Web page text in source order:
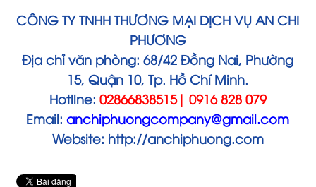
CÔNG TY TNHH THƯƠNG MẠI DỊCH VỤ AN CHI
PHƯƠNG
Địa chỉ văn phòng: 68/42 Đồng Nai, Phường
15, Quận 10, Tp. Hồ Chí Minh.
Hotline: 02866838515| 0916 828 079
Email:anchiphuongcompany@gmail.com
Website: http://anchiphuong.com